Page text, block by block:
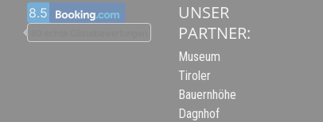
8.5
UNSER
PARTNER:
Museum
Tiroler
Bauernhöhe
Dagnhof